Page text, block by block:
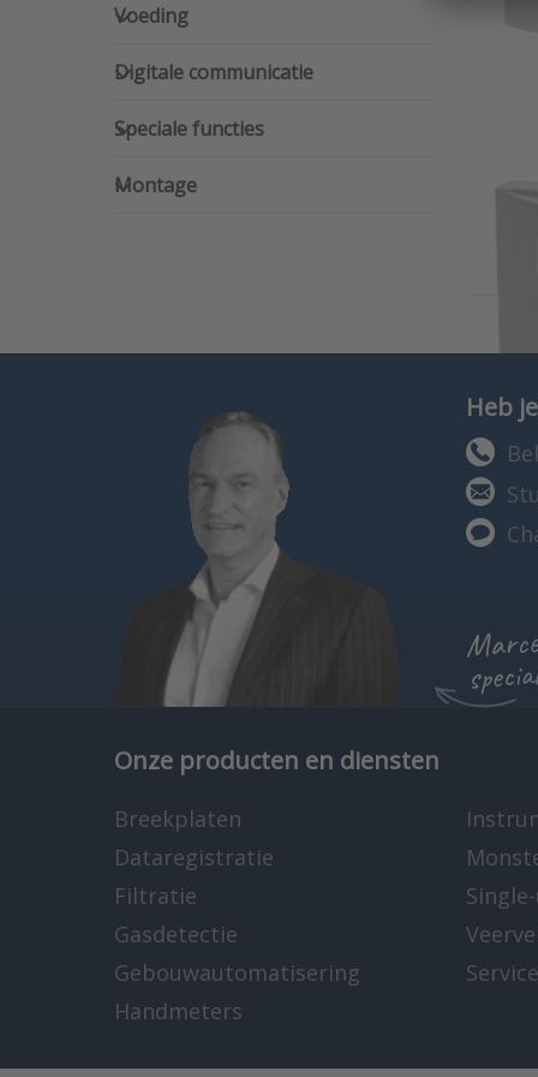
Voeding
Digitale communicatie
Digitale communicatie
Speciale functies
Speciale functies
Montage
Montage
Heb
Onze producten en diensten
Breekplaten
Dataregistratie
Filtratie
Gasdetectie
Gebouwautomatisering
Handmeters
Service